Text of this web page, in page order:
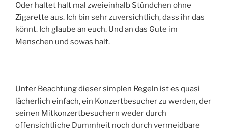
Oder haltet halt mal zweieinhalb Stündchen ohne
Zigarette aus. Ich bin sehr zuversichtlich, dass ihr das
könnt. Ich glaube an euch. Und an das Gute im
Menschen und sowas halt.
Unter Beachtung dieser simplen Regeln ist es quasi
lächerlich einfach, ein Konzertbesucher zu werden, der
seinen Mitkonzertbesuchern weder durch
offensichtliche Dummheit noch durch vermeidbare